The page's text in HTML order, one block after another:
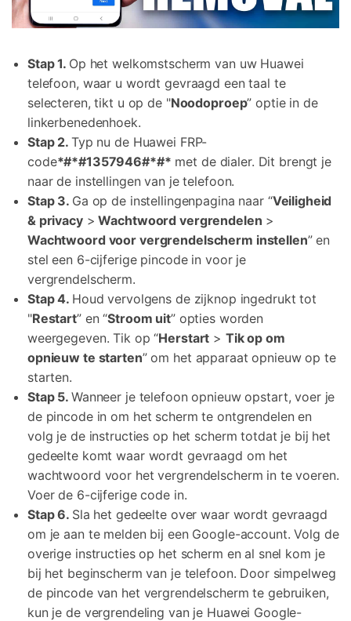
Stap 1. Op het welkomstscherm van uw Huawei
telefoon, waar u wordt gevraagd een taal te
selecteren, tikt u op de "Noodoproep” optie in de
linkerbenedenhoek.
Stap 2. Typ nu de Huawei FRP-
code*#*#1357946#*#* met de dialer. Dit brengt je
naar de instellingen van je telefoon.
Stap 3. Ga op de instellingenpagina naar “Veiligheid
& privacy> Wachtwoord vergrendelen >
Wachtwoord voor vergrendelscherm instellen” en
stel een 6-cijferige pincode in voor je
vergrendelscherm.
Stap 4. Houd vervolgens de zijknop ingedrukt tot
"Restart” en “Stroom uit” opties worden
weergegeven. Tik op “Herstart > Tik op om
opnieuw te starten” om het apparaat opnieuw op te
starten.
Stap 5. Wanneer je telefoon opnieuw opstart, voer je
de pincode in om het scherm te ontgrendelen en
volg je de instructies op het scherm totdat je bij het
gedeelte komt waar wordt gevraagd om het
wachtwoord voor het vergrendelscherm in te voeren.
Voer de 6-cijferige code in.
Stap 6. Sla het gedeelte over waar wordt gevraagd
om je aan te melden bij een Google-account. Volg de
overige instructies op het scherm en al snel kom je
bij het beginscherm van je telefoon. Door simpelweg
de pincode van het vergrendelscherm te gebruiken,
kun je de vergrendeling van je Huawei Google-